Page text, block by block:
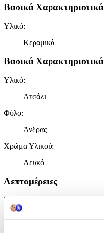
Βασικά Χαρακτηριστικά
Υλικό:
Κεραμικό
Βασικά Χαρακτηριστικά
Υλικό:
Ατσάλι
Φύλο:
Άνδρας
Χρώμα Υλικού:
Λευκό
Λεπτομέρειες
Τύπος